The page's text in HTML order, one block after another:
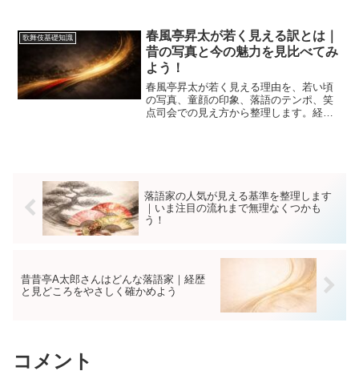
すくなり、初見の一席でも聴くポイント
がぶれにくくなる内容です。
歌舞伎基礎知識
春風亭昇太が若く見える訳とは｜
昔の写真と今の魅力を見比べてみ
よう！
春風亭昇太が若く見える理由を、若い頃
の写真、童顔の印象、落語のテンポ、笑
点司会での見え方から整理します。経歴
落語家の人気が見える基準を整理します
｜いま注目の流れまで無理なくつかも
う！
昔昔亭A太郎さんはどんな落語家｜経歴
と見どころをやさしく確かめよう
コメント